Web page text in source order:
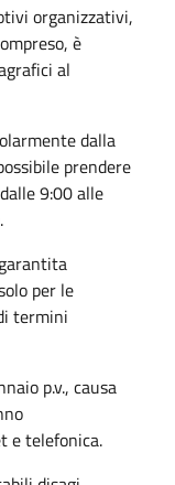
organizzativi,
è
al
dalla
prendere
9:00 alle
per le
termini
p.v., causa
e telefonica.